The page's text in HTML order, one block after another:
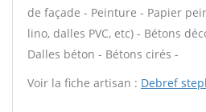
de façade - Peinture - Papier
lino, dalles PVC, etc) - Bétons
Dalles béton - Bétons cirés -
Voir la fiche artisan : Debref